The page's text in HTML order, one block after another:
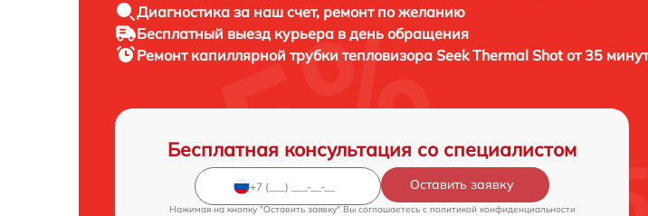
Диагностика за наш счет, ремонт по желанию
Бесплатный выезд курьера в день обращения
Ремонт капиллярной трубки тепловизора Seek Thermal Shot от 35 минут
Бесплатная консультация со специалистом
Оставить заявку
Нажимая на кнопку "Оставить заявку" Вы соглашаетесь c политикой конфиденциальности